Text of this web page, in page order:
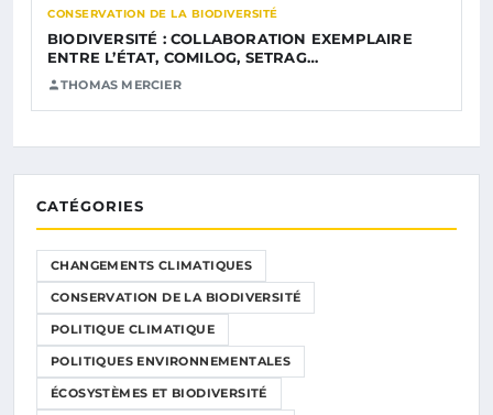
CONSERVATION DE LA BIODIVERSITÉ
BIODIVERSITÉ : COLLABORATION EXEMPLAIRE
ENTRE L’ÉTAT, COMILOG, SETRAG…
THOMAS MERCIER
CATÉGORIES
CHANGEMENTS CLIMATIQUES
CONSERVATION DE LA BIODIVERSITÉ
POLITIQUE CLIMATIQUE
POLITIQUES ENVIRONNEMENTALES
ÉCOSYSTÈMES ET BIODIVERSITÉ